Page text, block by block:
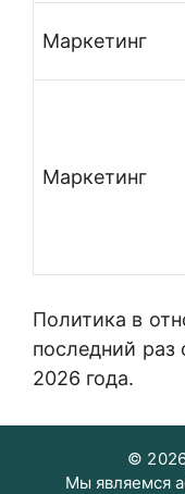
Маркетинг
Маркетинг
Политика в
последний раз
2026 года.
©
Мы являемся